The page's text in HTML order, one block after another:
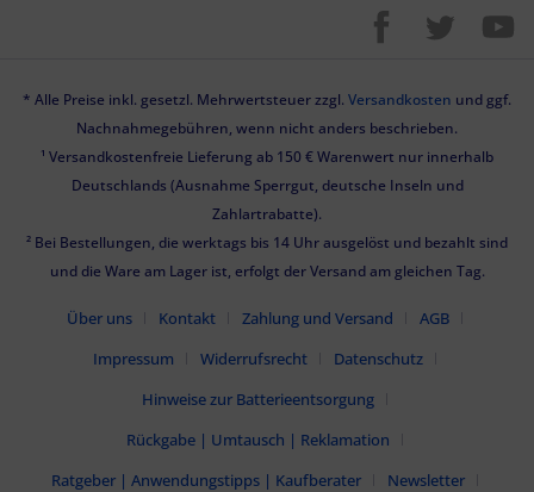
* Alle Preise inkl. gesetzl. Mehrwertsteuer zzgl. Versandkosten und ggf.
Nachnahmegebühren, wenn nicht anders beschrieben.
¹ Versandkostenfreie Lieferung ab 150 € Warenwert nur innerhalb
Deutschlands (Ausnahme Sperrgut, deutsche Inseln und
Zahlartrabatte).
² Bei Bestellungen, die werktags bis 14 Uhr ausgelöst und bezahlt sind
und die Ware am Lager ist, erfolgt der Versand am gleichen Tag.
Über uns Kontakt Zahlung und Versand
AGB
Impressum
Widerrufsrecht
Datenschutz
Hinweise zur Batterieentsorgung
Rückgabe | Umtausch | Reklamation
Ratgeber | Anwendungstipps | Kaufberater
Newsletter